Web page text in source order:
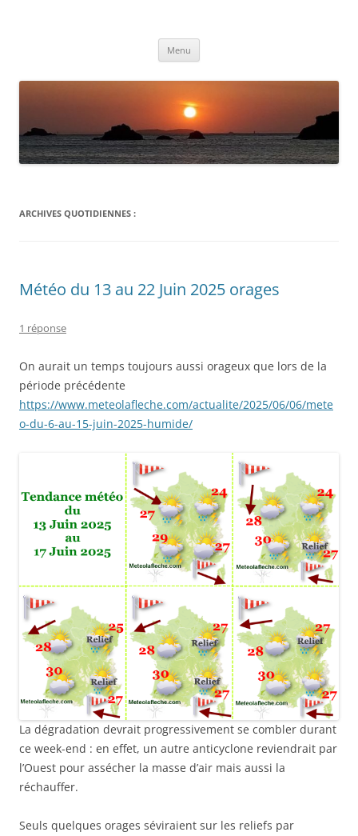
Menu
ARCHIVES QUOTIDIENNES :
Météo du 13 au 22 Juin 2025 orages
1 réponse
On aurait un temps toujours aussi orageux que lors de la
période précédente
https://www.meteolafleche.com/actualite/2025/06/06/mete
o-du-6-au-15-juin-2025-humide/
La dégradation devrait progressivement se combler durant
ce week-end : en effet, un autre anticyclone reviendrait par
l’Ouest pour assécher la masse d’air mais aussi la
réchauffer.
Seuls quelques orages séviraient sur les reliefs par